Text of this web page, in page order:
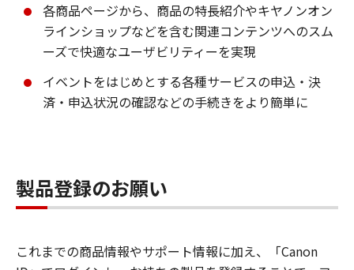
各商品ページから、商品の特長紹介やキヤノンオン
ラインショップなどを含む関連コンテンツへのスム
ーズで快適なユーザビリティーを実現
イベントをはじめとする各種サービスの申込・決
済・申込状況の確認などの手続きをより簡単に
製品登録のお願い
これまでの商品情報やサポート情報に加え、「Canon